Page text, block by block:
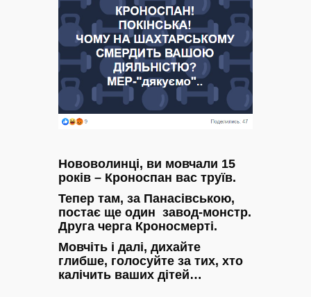
Нововолинці, ви мовчали 15
років – Кроноспан вас труїв.
Тепер там, за Панасівською,
постає ще один завод-монстр.
Друга черга Кроносмерті.
Мовчіть і далі, дихайте
глибше, голосуйте за тих, хто
калічить ваших дітей…